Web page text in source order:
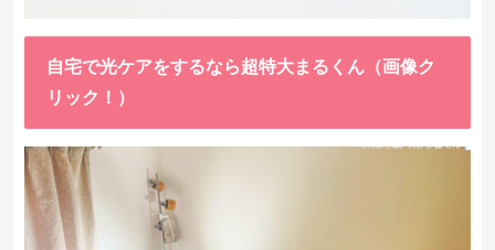
自宅で光ケアをするなら超特大まるくん（画像ク
リック！）